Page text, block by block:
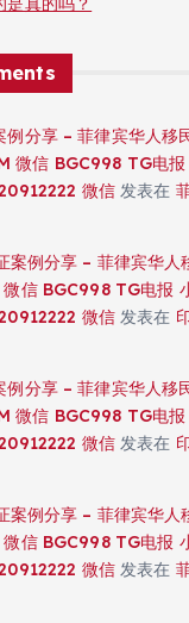
例分享 – 菲律宾华人移
微信 BGC998 TG电
微信发表在
例分享 – 菲律宾华人
信 BGC998 TG电报
微信发表在
例分享 – 菲律宾华人移
微信 BGC998 TG电
微信发表在
例分享 – 菲律宾华人
信 BGC998 TG电报
微信发表在